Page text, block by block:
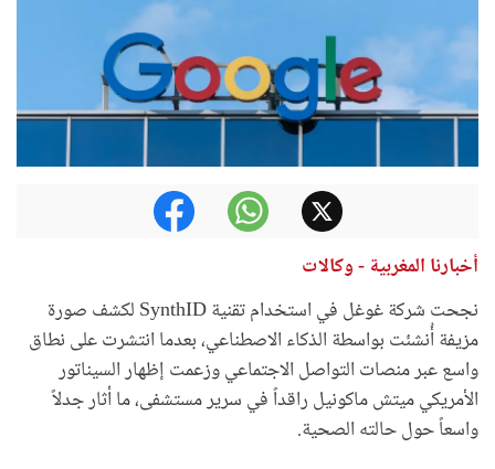
أخبارنا المغربية - وكالات
نجحت شركة غوغل في استخدام تقنية SynthID لكشف صورة
مزيفة أُنشئت بواسطة الذكاء الاصطناعي، بعدما انتشرت على نطاق
واسع عبر منصات التواصل الاجتماعي وزعمت إظهار السيناتور
الأمريكي ميتش ماكونيل راقداً في سرير مستشفى، ما أثار جدلاً
واسعاً حول حالته الصحية.